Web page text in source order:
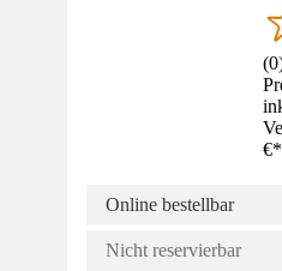
(0
€*
Online bestellbar
Nicht reservierbar